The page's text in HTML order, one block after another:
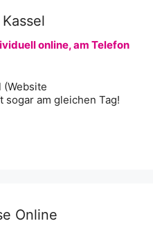
online, am Telefon
(Website
am gleichen Tag!
Online